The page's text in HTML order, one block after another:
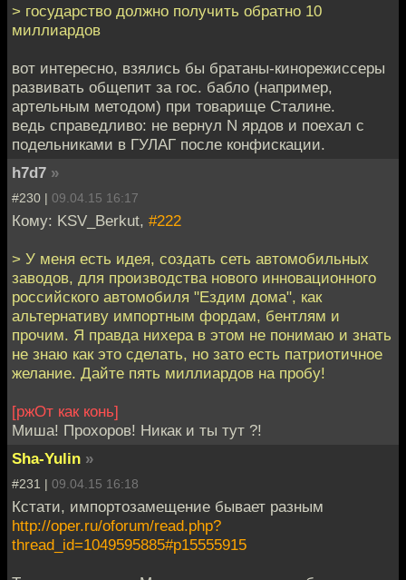
> государство должно получить обратно 10
миллиардов
вот интересно, взялись бы братаны-кинорежиссеры
развивать общепит за гос. бабло (например,
артельным методом) при товарище Сталине.
ведь справедливо: не вернул N ярдов и поехал с
подельниками в ГУЛАГ после конфискации.
h7d7 »
#230 | 09.04.15 16:17
Кому: KSV_Berkut, #222
> У меня есть идея, создать сеть автомобильных
заводов, для производства нового инновационного
российского автомобиля "Ездим дома", как
альтернативу импортным фордам, бентлям и
прочим. Я правда нихера в этом не понимаю и знать
не знаю как это сделать, но зато есть патриотичное
желание. Дайте пять миллиардов на пробу!
[ржОт как конь]
Миша! Прохоров! Никак и ты тут ?!
Sha-Yulin »
#231 | 09.04.15 16:18
Кстати, импортозамещение бывает разным
http://oper.ru/oforum/read.php?
thread_id=1049595885#p15555915